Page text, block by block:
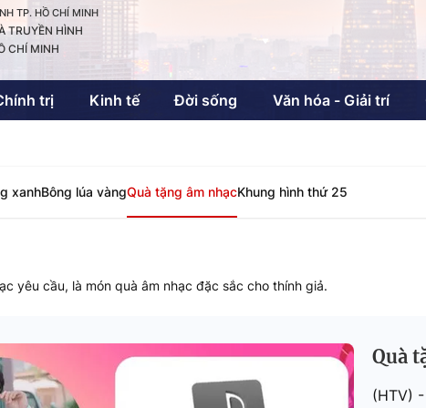
TP. HỒ CHÍ MINH
TRUYỀN HÌNH
CHÍ MINH
trị Kinh tế Đời sống Văn hóa - Giải trí
Trong nước
Quốc tế
tuần Thế giới Sức khỏe
Phóng sự Khán giả HTV
xanhBông lúa vàngQuà tặng âm nhạcKhung hình thứ 25
yêu cầu, là món quà âm nhạc đặc sắc cho thính giả.
Quà
(HTV)